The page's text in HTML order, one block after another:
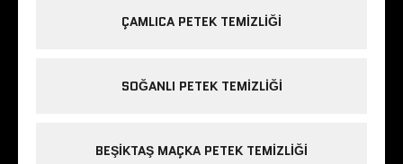
ÇAMLICA PETEK TEMIZLIĞI
SOĞANLI PETEK TEMIZLIĞI
BEŞIKTAŞ MAÇKA PETEK TEMIZLIĞI